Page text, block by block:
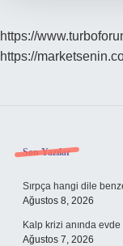
https://
https://
Sidebar
Son Yazılar
Sırpça hangi dile
Ağustos 8, 2026
Kalp krizi anında evde
Ağustos 7, 2026